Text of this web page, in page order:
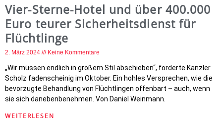
Vier-Sterne-Hotel und über 400.000
Euro teurer Sicherheitsdienst für
Flüchtlinge
2. März 2024 Keine Kommentare
„Wir müssen endlich in großem Stil abschieben“, forderte Kanzler
Scholz fadenscheinig im Oktober. Ein hohles Versprechen, wie die
bevorzugte Behandlung von Flüchtlingen offenbart – auch, wenn
sie sich danebenbenehmen. Von Daniel Weinmann.
WEITERLESEN